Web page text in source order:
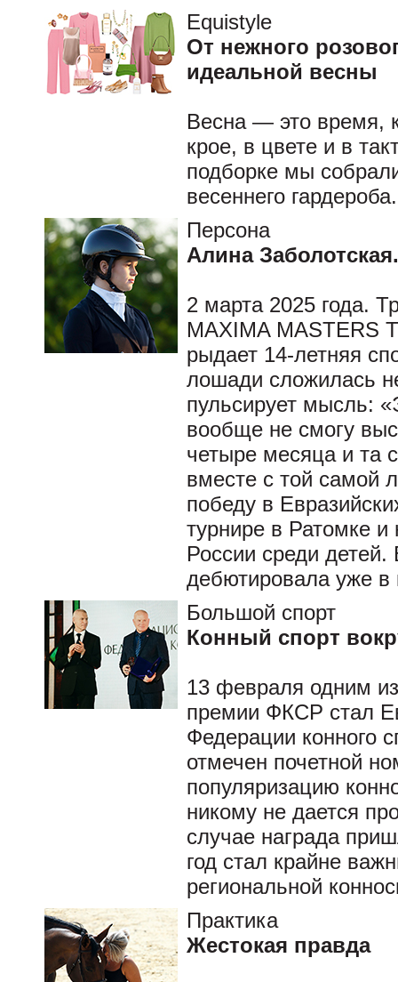
Equistyle
От нежного
идеальной весны
Весна — это время,
крое, в цвете и в
подборке мы
весеннего гардероба.
Персона
Алина
2 марта 2025 года.
MAXIMA MASTERS
рыдает 14-летняя
лошади сложилась
пульсирует мысль:
вообще не смогу
четыре месяца и та
вместе с той самой
победу в
турнире в Ратомке
России среди детей.
дебютировала уже в
Большой спорт
Конный спорт
13 февраля одним
премии ФКСР стал
Федерации конного
отмечен почетной
популяризацию
никому не дается
случае награда
год стал крайне
региональной
Практика
Жестокая правда